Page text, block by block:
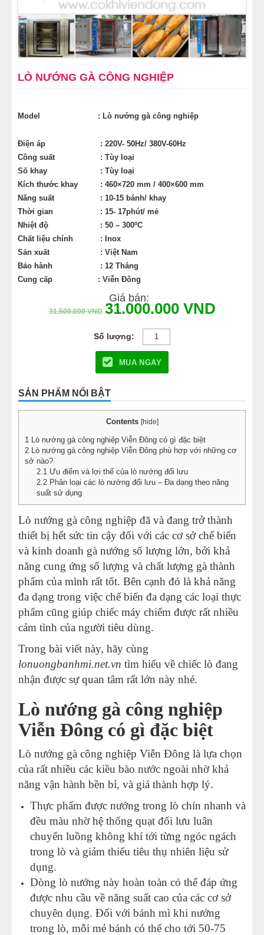
LÒ NƯỚNG GÀ CÔNG NGHIỆP
Model : Lò nướng gà công nghiệp
Điện áp
: 220V- 50Hz/ 380V-60Hz
Công suất
: Tùy loại
Số khay
: Tùy loại
Kích thước khay
: 460×720 mm / 400×600 mm
Năng suất
: 10-15 bánh/ khay
Thời gian
: 15- 17phút/ mẻ
Nhiệt độ
: 50 – 300ºC
Chất liệu chính
: Inox
Sản xuất
: Việt Nam
Bảo hành
: 12 Tháng
Cung cấp
: Viễn Đông
Giá bán:
31.500.000VND 31.000.000 VND
MUA NGAY
SẢN PHẨM NỔI BẬT
Contents [hide]
1
Lò nướng gà công nghiệp Viễn Đông có gì đặc biệt
2 Lò nướng gà công nghiệp Viễn Đông phù hợp với những cơ
sở nào?
2.1 Ưu điểm và lợi thế của lò nướng đối lưu
2.2Phân loại các lò nướng đối lưu – Đa dạng theo năng
suất sử dụng
Lò nướng gà công nghiệp đã và đang trở thành
thiết bị hết sức tin cậy đối với các cơ sở chế biến
và kinh doanh gà nướng số lượng lớn, bởi khả
năng cung ứng số lượng và chất lượng gà thành
phẩm của mình rất tốt. Bên cạnh đó là khả năng
đa dạng trong việc chế biến đa dạng các loại thực
phẩm cũng giúp chiếc máy chiếm được rất nhiều
cảm tình của người tiêu dùng.
Trong bài viết này, hãy cùng
lonuongbanhmi.net.vn tìm hiểu về chiếc lò đang
nhận được sự quan tâm rất lớn này nhé.
Lò nướng gà công nghiệp
Viễn Đông có gì đặc biệt
Lò nướng gà công nghiệp Viễn Đông là lựa chọn
của rất nhiều các kiều bào nước ngoài nhờ khả
năng vận hành bền bỉ, và giá thành hợp lý.
Thực phẩm được nướng trong lò chín nhanh và
đều màu nhờ hệ thống quạt đối lưu luân
chuyển luồng không khí tới từng ngóc ngách
trong lò và giảm thiểu tiêu thụ nhiên liệu sử
dụng.
Dòng lò nướng này hoàn toàn có thể đáp ứng
được nhu cầu về năng suất cao của các cơ sở
chuyên dụng. Đối với bánh mì khi nướng
trong lò, mỗi mẻ bánh có thể cho tới 50-75
MÁY CÁN BỘT MÌ
MÁY SE BỘT LÀM BÁNH
TỦ Ủ BỘT LÀM BÁNH
MÁY LÀM HÁ CẢO
MÁY LÀM XÍU MẠI
THIẾT BỊ KHÁC